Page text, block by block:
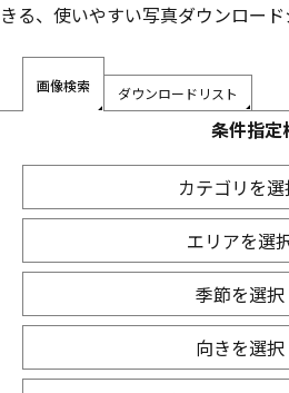
きる、使いやすい写真ダウンロード
画像検索 ダウンロードリスト
条件指定
カテゴリを
エリアを選
季節を選択
向きを選択